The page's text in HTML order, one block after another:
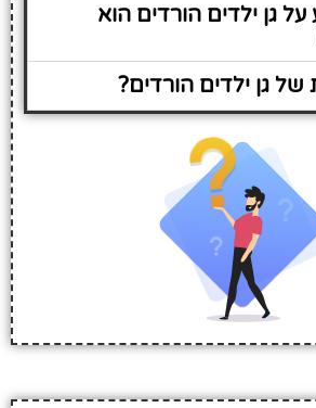
גן ילדים הורדים הוא
גן ילדים הורדים?